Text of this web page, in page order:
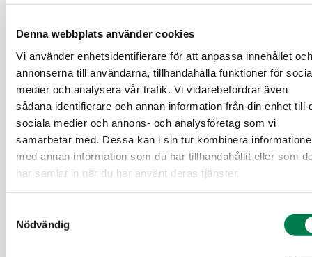
Denna webbplats använder cookies
Vi använder enhetsidentifierare för att anpassa innehållet och
annonserna till användarna, tillhandahålla funktioner för
medier och analysera vår trafik. Vi vidarebefordrar även
sådana identifierare och annan information från din enhet till
sociala medier och annons- och analysföretag som vi
samarbetar med. Dessa kan i sin tur kombinera
med annan information som du har tillhandahållit eller som
har samlat in när du har använt deras tjänster.
Nödvändig
Kalajoki
85 000 € 14,386 ha
3 d 5 t